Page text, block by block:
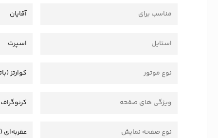
مناسب برای آقایان
استایل اسپرت
نوع موتور کوارتز
ویژگی های صفحه کرنوگراف
نوع صفحه نمایش عقربه‌ای